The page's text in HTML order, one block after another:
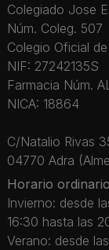
Colegiado Jose
Núm. Coleg. 507
Colegio Oficial
NIF: 27242135S
Farmacia Núm.
NICA: 18864
C/Natalio Rivas
04770 Adra
Horario ordinario
Invierno: desde
16:30 hasta las
Verano: desde